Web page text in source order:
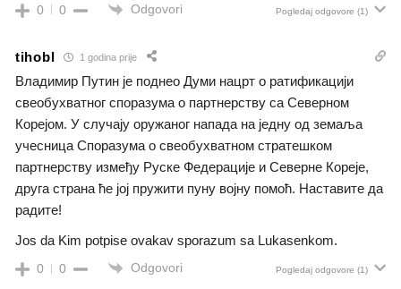
0 0 Odgovori Pogledaj odgovore (1)
tihobl 1 godina prije
Владимир Путин је поднео Думи нацрт о ратификацији
свеобухватног споразума о партнерству са Северном
Корејом. У случају оружаног напада на једну од земаља
учесница Споразума о свеобухватном стратешком
партнерству између Руске Федерације и Северне Кореје,
друга страна ће јој пружити пуну војну помоћ. Наставите да
радите!
Jos da Kim potpise ovakav sporazum sa Lukasenkom.
0 0 Odgovori Pogledaj odgovore (1)